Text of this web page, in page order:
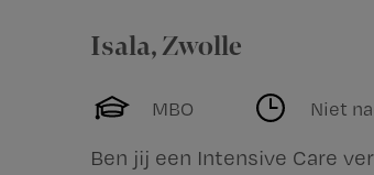
Isala,Zwolle
MBO Niet
Ben jij een Intensive Care